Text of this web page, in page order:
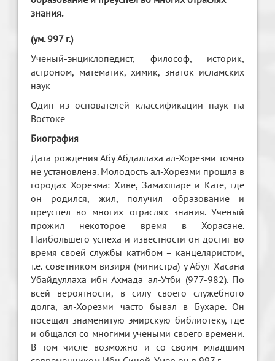
знания.
(ум. 997 г.)
Ученый-энциклопедист, философ, историк,
астроном, математик, химик, знаток исламских
наук
Один из основателей классификации наук на
Востоке
Биография
Дата рождения Абу Абдаллаха ал-Хорезми точно
не установлена. Молодость ал-Хорезми прошла в
городах Хорезма: Хиве, Замахшаре и Кате, где
он родился, жил, получил образование и
преуспел во многих отраслях знания. Ученый
прожил некоторое время в Хорасане.
Наибольшего успеха и известности он достиг во
время своей службы катибом – канцеляристом,
т.е. советником визиря (министра) у Абул Хасана
Убайдуллаха ибн Ахмада ал-Утби (977-982). По
всей вероятности, в силу своего служебного
долга, ал-Хорезми часто бывал в Бухаре. Он
посещал знаменитую эмирскую библиотеку, где
и общался со многими учеными своего времени.
В том числе возможно и со своим младшим